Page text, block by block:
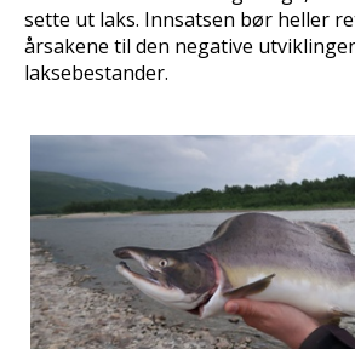
sette ut laks. Innsatsen bør heller
årsakene til den negative
laksebestander.